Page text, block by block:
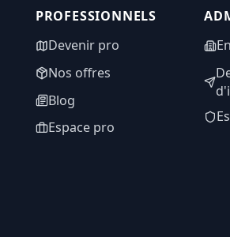
PROFESSIONNELS
Devenir pro
Nos offres
Blog
Espace pro